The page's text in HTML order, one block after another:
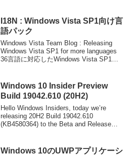
I18N : Windows Vista SP1向け言
語パック
Windows Vista Team Blog : Releasing
Windows Vista SP1 for more languages
36言語に対応したWindows Vista SP1向
Windows 10 Insider Preview
Build 19042.610 (20H2)
Hello Windows Insiders, today we’re
releasing 20H2 Build 19042.610
(KB4580364) to the Beta and Release
Windows 10のUWPアプリケーシ